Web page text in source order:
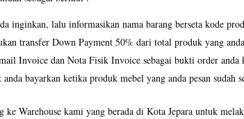
inginkan, lalu informasikan nama barang berseta kode
transfer Down Payment 50% dari total produk yang
Invoice dan Nota Fisik Invoice sebagai bukti order anda
bayarkan ketika produk mebel yang anda pesan sudah
ke Warehouse kami yang berada di Kota Jepara untuk